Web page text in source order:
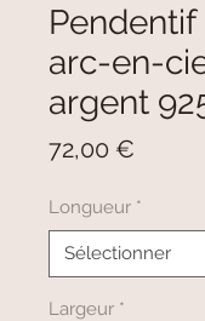
arc-en-
argent
72,00 €
Longueur *
Largeur *